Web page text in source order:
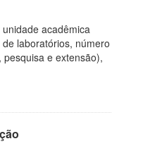
acadêmica
laboratórios, número
e extensão),